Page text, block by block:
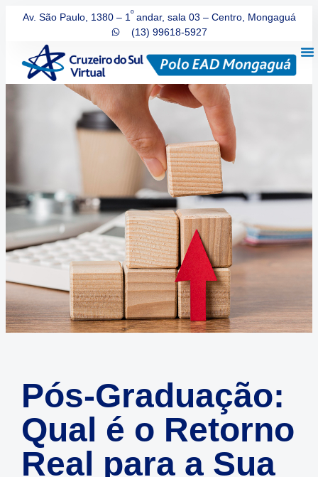
Av. São Paulo, 1380 – 1 ºandar, sala 03 – Centro, Mongaguá
(13) 99618-5927
Pós-Graduação:
Qual é o Retorno
Real para a Sua